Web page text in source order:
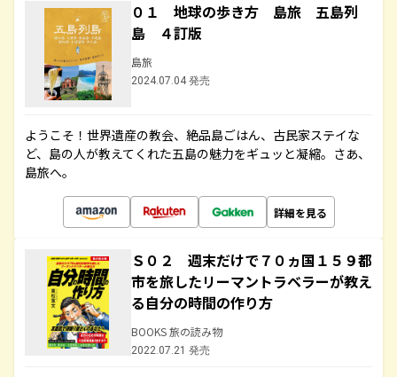
０１ 地球の歩き方 島旅 五島列
島 ４訂版
島旅
2024.07.04 発売
ようこそ！世界遺産の教会、絶品島ごはん、古民家ステイな
ど、島の人が教えてくれた五島の魅力をギュッと凝縮。さあ、
島旅へ。
詳細を見る
Ｓ０２ 週末だけで７０ヵ国１５９都
市を旅したリーマントラベラーが教え
る自分の時間の作り方
BOOKS 旅の読み物
2022.07.21 発売